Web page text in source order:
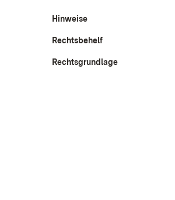
Hinweise
Rechtsbehelf
Rechtsgrundlage